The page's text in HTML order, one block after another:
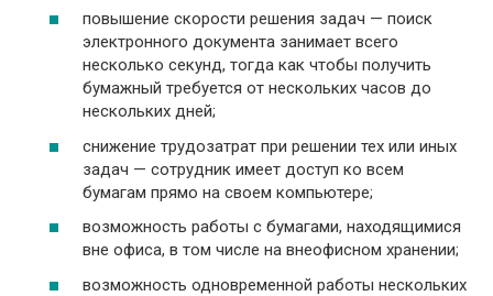
повышение скорости решения задач — поиск
электронного документа занимает всего
несколько секунд, тогда как чтобы получить
бумажный требуется от нескольких часов до
нескольких дней;
снижение трудозатрат при решении тех или иных
задач — сотрудник имеет доступ ко всем
бумагам прямо на своем компьютере;
возможность работы с бумагами, находящимися
вне офиса, в том числе на внеофисном хранении;
возможность одновременной работы нескольких